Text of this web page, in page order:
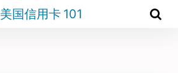
美国信用卡 101